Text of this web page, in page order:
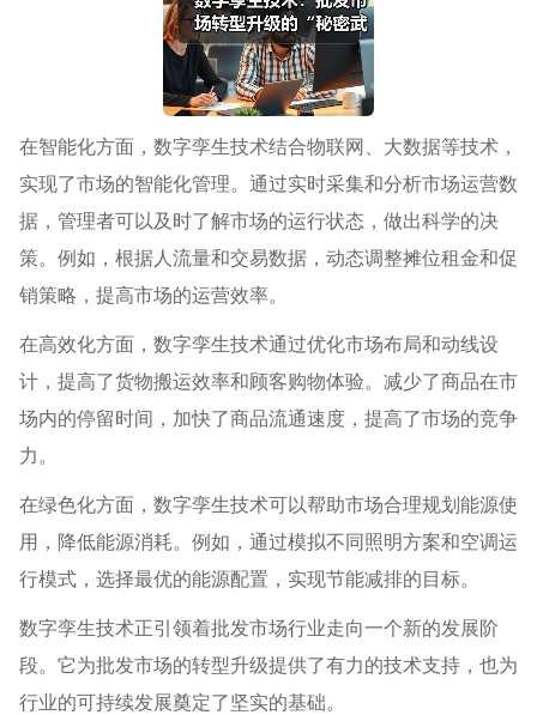
在智能化方面，数字孪生技术结合物联网、大数据等技术，
实现了市场的智能化管理。通过实时采集和分析市场运营数
据，管理者可以及时了解市场的运行状态，做出科学的决
策。例如，根据人流量和交易数据，动态调整摊位租金和促
销策略，提高市场的运营效率。
在高效化方面，数字孪生技术通过优化市场布局和动线设
计，提高了货物搬运效率和顾客购物体验。减少了商品在市
场内的停留时间，加快了商品流通速度，提高了市场的竞争
力。
在绿色化方面，数字孪生技术可以帮助市场合理规划能源使
用，降低能源消耗。例如，通过模拟不同照明方案和空调运
行模式，选择最优的能源配置，实现节能减排的目标。
数字孪生技术正引领着批发市场行业走向一个新的发展阶
段。它为批发市场的转型升级提供了有力的技术支持，也为
行业的可持续发展奠定了坚实的基础。